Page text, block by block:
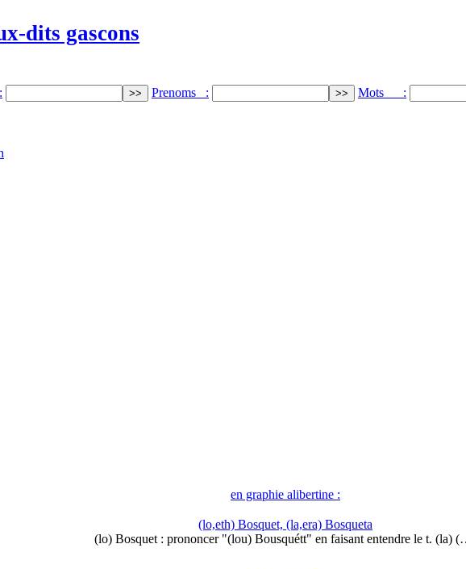
dits gascons
Prenoms : Mots :
en graphie alibertine :
(lo,eth) Bosquet, (la,era) Bosqueta
(lo) Bosquet : prononcer "(lou) Bousquétt" en faisant entendre le t. (la)